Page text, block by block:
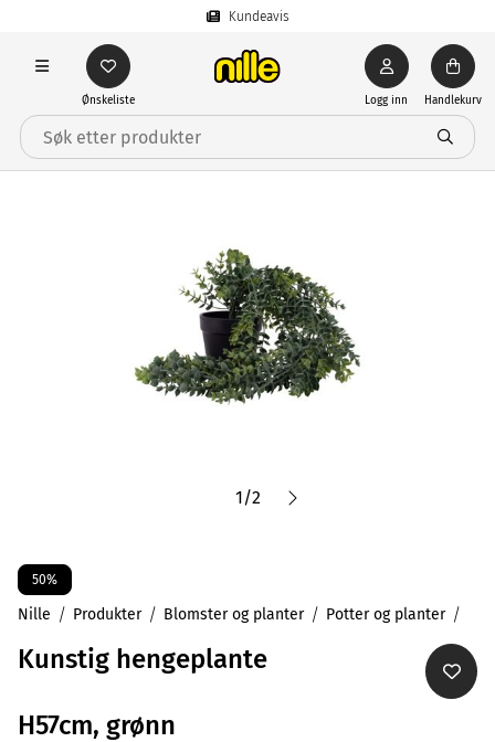
Kundeavis
Ønskeliste Logg inn Handlekurv
1/2
50%
Nille Produkter Blomster og planter Potter og planter
Kunstig hengeplante
H57cm, grønn